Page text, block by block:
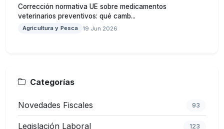
Corrección normativa UE sobre medicamentos
veterinarios preventivos: qué camb...
Agricultura y Pesca 19 Jun 2026
Categorías
Novedades Fiscales 93
Legislación Laboral 123